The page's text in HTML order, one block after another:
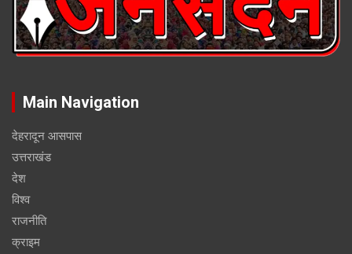
Main Navigation
देहरादून आसपास
उत्तराखंड
देश
विश्व
राजनीति
क्राइम